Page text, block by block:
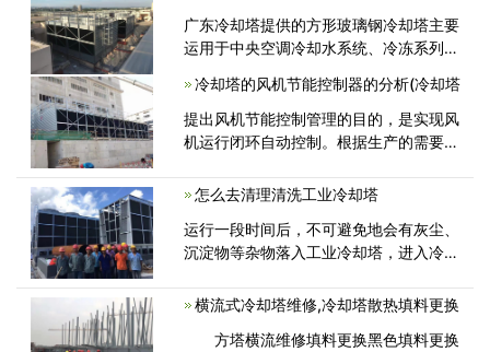
广东冷却塔提供的方形玻璃钢冷却塔主要
运用于中央空调冷却水系统、冷冻系列、
汽轮机、铝型材加工、空气压缩机、工业
生产制冷等各个领域，运用Z多<
冷却塔的风机节能控制器的分析(冷却塔
提出风机节能控制管理的目的，是实现风
机运行闭环自动控制。根据生产的需要预
的影响、系统换热条件的改变对水温的影
怎么去清理清洗工业冷却塔
运行一段时间后，不可避免地会有灰尘、
沉淀物等杂物落入工业冷却塔，进入冷却
备的正常制冷工作。因此，我们需要掌握
横流式冷却塔维修,冷却塔散热填料更换
方塔横流维修填料更换黑色填料更换